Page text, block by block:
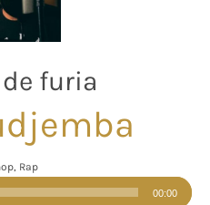
furia
Rap
Reproductor
00:00